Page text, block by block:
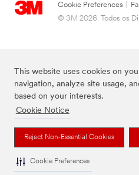
This website uses cookies on
navigation, analyze site usage,
based on your interests.
Cookie Notice
Reject Non-Essential Cookies
Cookie Preferences
Cookie Preferences
© 3M 2026. Todos os
As marcas listadas a cima são